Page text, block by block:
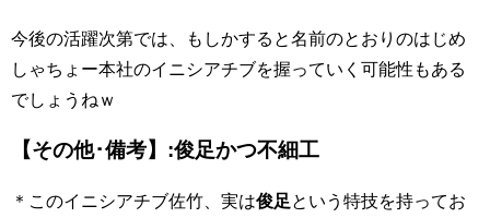
今後の活躍次第では、もしかすると名前のとおりのはじめ
しゃちょー本社のイニシアチブを握っていく可能性もある
でしょうねｗ
【その他･備考】:俊足かつ不細工
＊このイニシアチブ佐竹、実は俊足 という特技を持ってお